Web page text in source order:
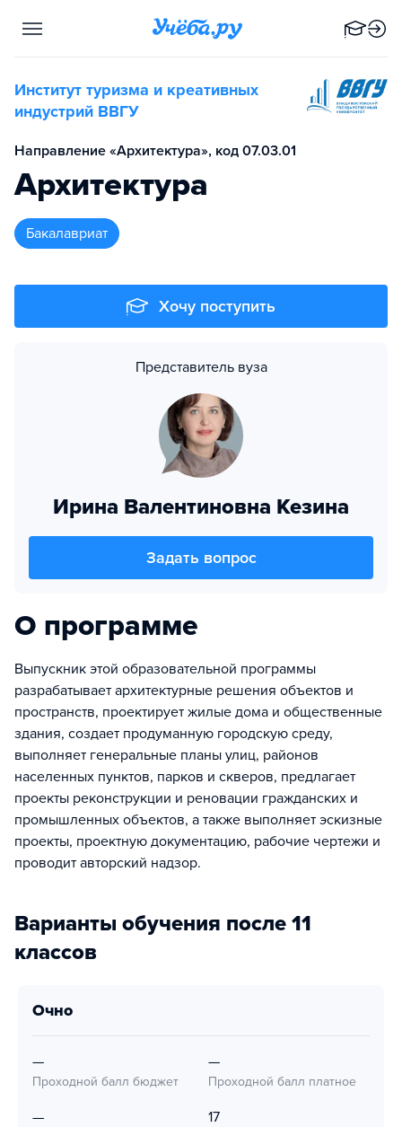
Институт туризма и креативных
индустрий ВВГУ
Направление «Архитектура», код 07.03.01
Архитектура
бакалавриат
Хочу поступить
Представитель вуза
Ирина Валентиновна Кезина
Задать вопрос
О программе
Выпускник этой образовательной программы
разрабатывает архитектурные решения объектов и
пространств, проектирует жилые дома и общественные
здания, создает продуманную городскую среду,
выполняет генеральные планы улиц, районов
населенных пунктов, парков и скверов, предлагает
проекты реконструкции и реновации гражданских и
промышленных объектов, а также выполняет эскизные
проекты, проектную документацию, рабочие чертежи и
проводит авторский надзор.
Варианты обучения после 11
классов
очно
—
Проходной балл бюджет
—
Проходной балл платное
— 17